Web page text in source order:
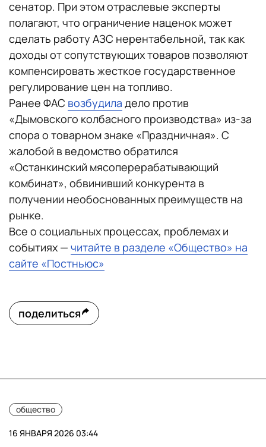
сенатор. При этом отраслевые эксперты
полагают, что ограничение наценок может
сделать работу АЗС нерентабельной, так как
доходы от сопутствующих товаров позволяют
компенсировать жесткое государственное
регулирование цен на топливо.
Ранее ФАС возбудила дело против
«Дымовского колбасного производства» из-за
спора о товарном знаке «Праздничная». С
жалобой в ведомство обратился
«Останкинский мясоперерабатывающий
комбинат», обвинивший конкурента в
получении необоснованных преимуществ на
рынке.
Все о социальных процессах, проблемах и
событиях — читайте в разделе «Общество» на
сайте «Постньюс»
поделиться
общество
16 ЯНВАРЯ 2026 03:44